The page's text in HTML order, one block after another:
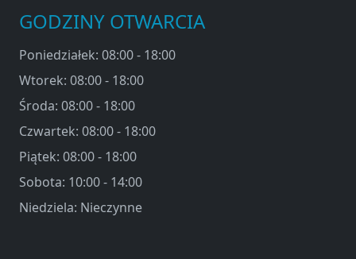
GODZINY OTWARCIA
Poniedziałek: 08:00 - 18:00
Wtorek: 08:00 - 18:00
Środa: 08:00 - 18:00
Czwartek: 08:00 - 18:00
Piątek: 08:00 - 18:00
Sobota: 10:00 - 14:00
Niedziela: Nieczynne